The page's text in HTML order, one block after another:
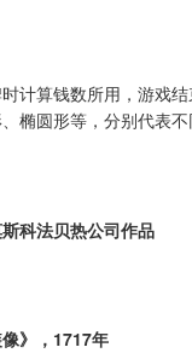
计算钱数所用，游戏结
椭圆形等，分别代表不
科法贝热公司作品
像》，1717年